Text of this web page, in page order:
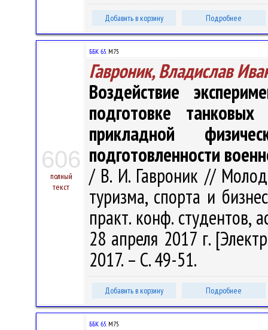
Добавить в корзину Подробнее
606
полный
текст
ББК 65.М75
Гавроник, Владислав
Воздействие
подготовке
прикладной
подготовленности
/ В. И. Гавроник //
туризма, спорта и
практ. конф. студентов,
28 апреля 2017 г.
2017. – С. 49-51.
Добавить в корзину Подробнее
ББК 65.М75